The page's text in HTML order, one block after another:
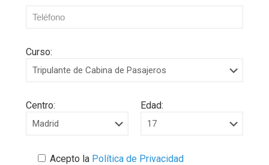
Curso:
Centro: Edad:
Acepto la Política de Privacidad